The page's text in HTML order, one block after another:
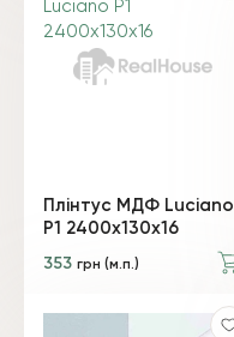
Плінтус МДФ Luciano
P1 2400х130х16
353 грн (м.п.)